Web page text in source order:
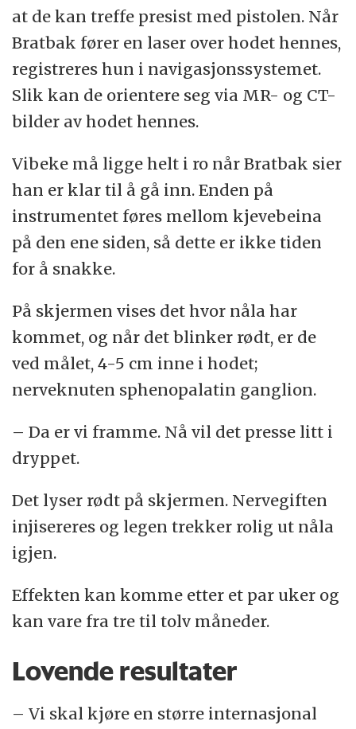
at de kan treffe presist med pistolen. Når
Bratbak fører en laser over hodet hennes,
registreres hun i navigasjonssystemet.
Slik kan de orientere seg via MR- og CT-
bilder av hodet hennes.
Vibeke må ligge helt i ro når Bratbak sier
han er klar til å gå inn. Enden på
instrumentet føres mellom kjevebeina
på den ene siden, så dette er ikke tiden
for å snakke.
På skjermen vises det hvor nåla har
kommet, og når det blinker rødt, er de
ved målet, 4-5 cm inne i hodet;
nerveknuten sphenopalatin ganglion.
– Da er vi framme. Nå vil det presse litt i
dryppet.
Det lyser rødt på skjermen. Nervegiften
injisereres og legen trekker rolig ut nåla
igjen.
Effekten kan komme etter et par uker og
kan vare fra tre til tolv måneder.
Lovende resultater
– Vi skal kjøre en større internasjonal